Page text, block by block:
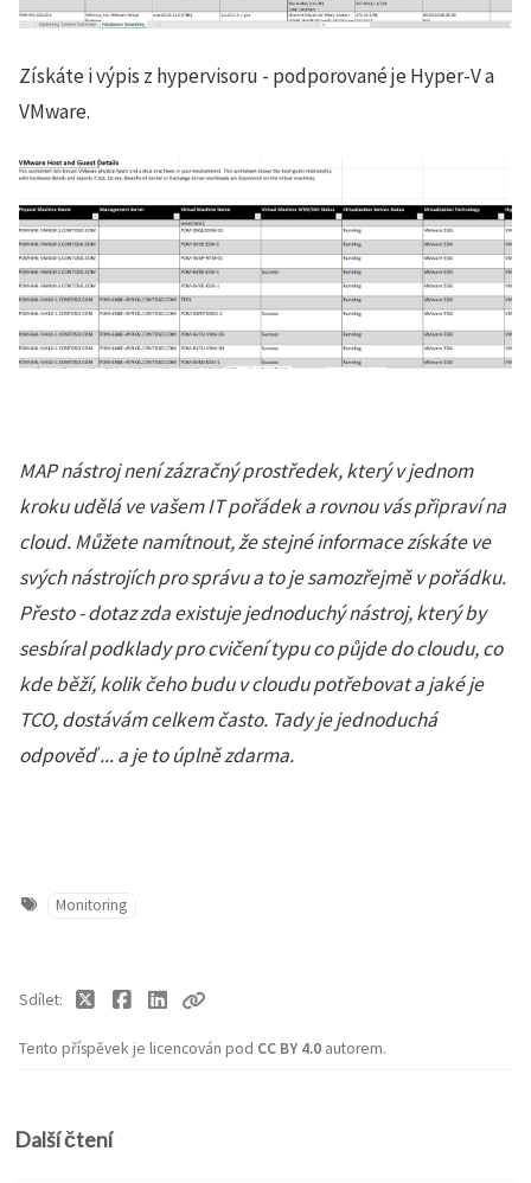
Získáte i výpis z hypervisoru - podporované je Hyper-V a
VMware.
MAP nástroj není zázračný prostředek, který v jednom
kroku udělá ve vašem IT pořádek a rovnou vás připraví na
cloud. Můžete namítnout, že stejné informace získáte ve
svých nástrojích pro správu a to je samozřejmě v pořádku.
Přesto - dotaz zda existuje jednoduchý nástroj, který by
sesbíral podklady pro cvičení typu co půjde do cloudu, co
kde běží, kolik čeho budu v cloudu potřebovat a jaké je
TCO, dostávám celkem často. Tady je jednoduchá
odpověď ... a je to úplně zdarma.
Monitoring
Tento příspěvek je licencován pod CC BY 4.0 autorem.
Sdílet
Další čtení